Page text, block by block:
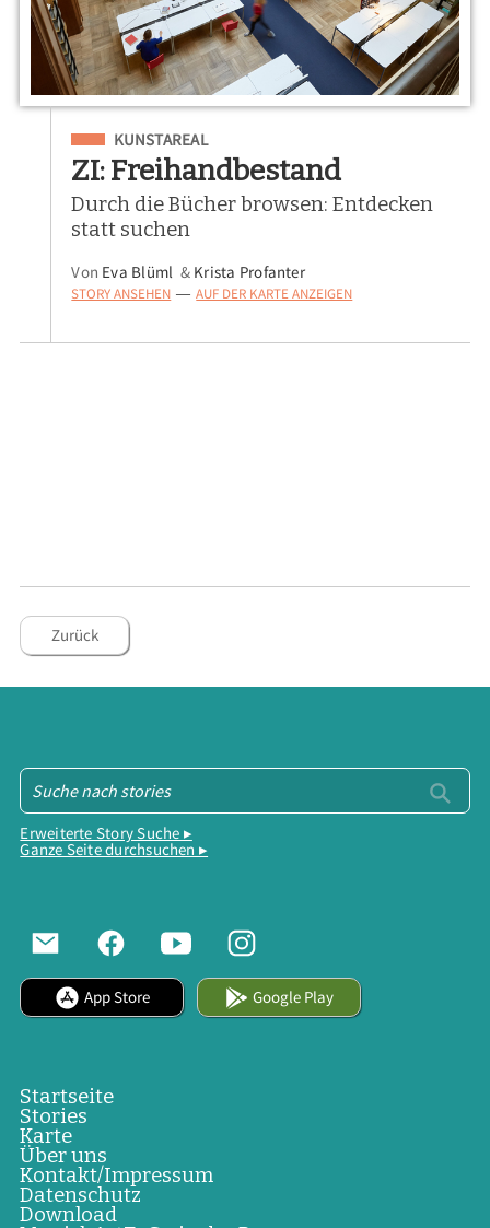
Eingeordnet unter
KUNSTAREAL
ZI: Freihandbestand
Durch die Bücher browsen: Entdecken
statt suchen
Von Eva Blüml & Krista Profanter
STORY ANSEHEN — AUF DER KARTE ANZEIGEN
Zurück
Erweiterte Story Suche ▸
Ganze Seite durchsuchen ▸
App Store Google Play
Startseite
Stories
Karte
Über uns
Kontakt/Impressum
Datenschutz
Download